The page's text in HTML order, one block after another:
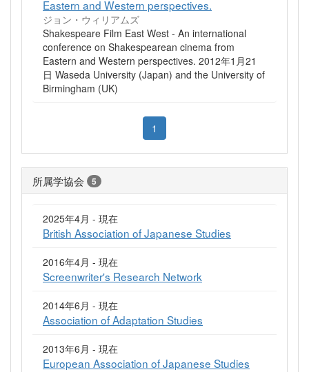
Eastern and Western perspectives.
ジョン・ウィリアムズ
Shakespeare Film East West - An international
conference on Shakespearean cinema from
Eastern and Western perspectives. 2012年1月21
日 Waseda University (Japan) and the University of
Birmingham (UK)
1
所属学協会 5
2025年4月 - 現在
British Association of Japanese Studies
2016年4月 - 現在
Screenwriter's Research Network
2014年6月 - 現在
Association of Adaptation Studies
2013年6月 - 現在
European Association of Japanese Studies